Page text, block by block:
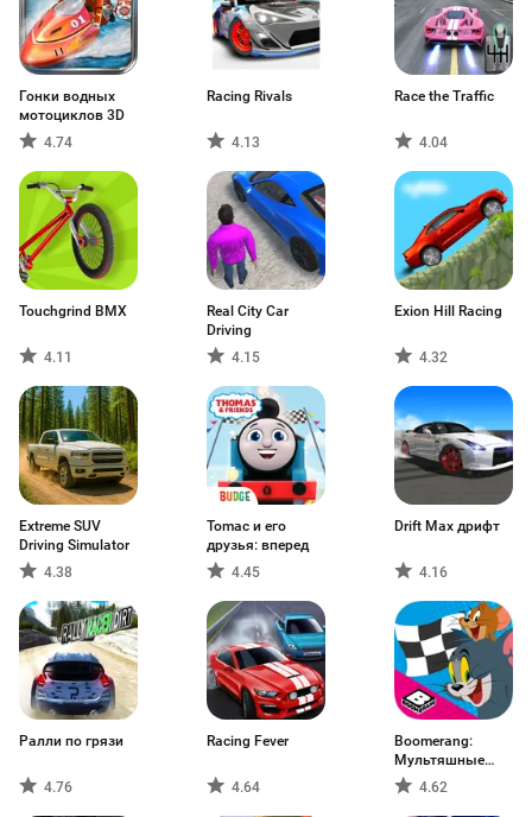
Гонки водных
мотоциклов 3D
4.74
Racing Rivals
4.13
Race the Traffic
4.04
Touchgrind BMX
4.11
Real City Car
Driving
4.15
Exion Hill Racing
4.32
Extreme SUV
Driving Simulator
4.38
Tomac и его
друзья: вперед
4.45
Drift Max дрифт
4.16
Ралли по грязи
4.76
Racing Fever
4.64
Boomerang:
Мультяшные
гонки — Гонки со
Скуби-Ду
4.62